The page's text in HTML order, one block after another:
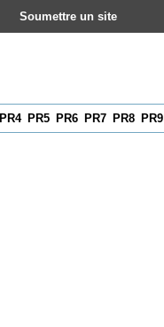
Soumettre un site
PR4 PR5 PR6 PR7 PR8 PR9